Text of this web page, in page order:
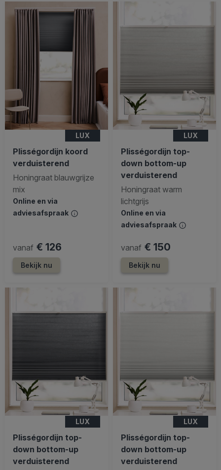
LUX
Plisségordijn koord
verduisterend
Honingraat blauwgrijze
mix
Online en via
adviesafspraak
vanaf € 126
Bekijk nu
LUX
Plisségordijn top-
down bottom-up
verduisterend
Honingraat warm
lichtgrijs
Online en via
adviesafspraak
vanaf € 150
Bekijk nu
LUX
Plisségordijn top-
down bottom-up
verduisterend
LUX
Plisségordijn top-
down bottom-up
verduisterend